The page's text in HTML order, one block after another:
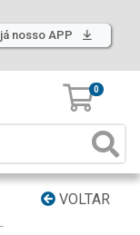
nosso APP
0
VOLTAR